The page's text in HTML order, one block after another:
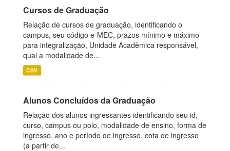
Cursos de Graduação
Relação de cursos de graduação, identificando o
campus, seu código e-MEC, prazos mínimo e máximo
para integralização, Unidade Acadêmica responsável,
qual a modalidade de...
CSV
Alunos Concluídos da Graduação
Relação dos alunos ingressantes identificando seu id,
curso, campus ou polo, modalidade de ensino, forma de
ingresso, ano e período de ingresso, cota de ingresso
(a partir de...